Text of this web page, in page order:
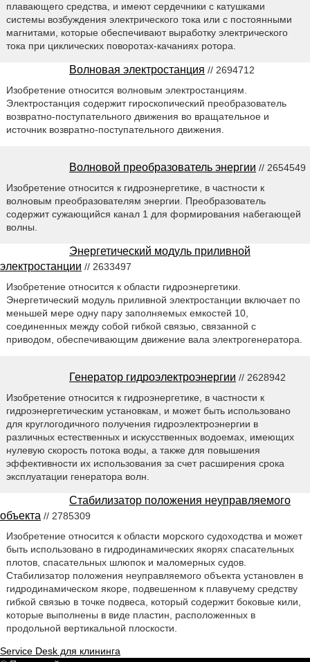
плавающего средства, и имеют сердечники с катушками
системы возбуждения электрического тока или с постоянными
магнитами, которые обеспечивают выработку электрического
тока при циклических поворотах-качаниях ротора.
Волновая электростанция // 2694712
Изобретение относится волновым электростанциям.
Электростанция содержит гироскопический преобразователь
возвратно-поступательного движения во вращательное и
источник возвратно-поступательного движения.
Волновой преобразователь энергии // 2654549
Изобретение относится к гидроэнергетике, в частности к
волновым преобразователям энергии. Преобразователь
содержит сужающийся канал 1 для формирования набегающей
волны.
Энергетический модуль приливной
электростанции // 2633497
Изобретение относится к области гидроэнергетики.
Энергетический модуль приливной электростанции включает по
меньшей мере одну пару заполняемых емкостей 10,
соединенных между собой гибкой связью, связанной с
приводом, обеспечивающим движение вала электрогенератора.
Генератор гидроэлектроэнергии // 2628942
Изобретение относится к гидроэнергетике, в частности к
гидроэнергетическим установкам, и может быть использовано
для круглогодичного получения гидроэлектроэнергии в
различных естественных и искусственных водоемах, имеющих
нулевую скорость потока воды, а также для повышения
эффективности их использования за счет расширения срока
эксплуатации генератора волн.
Стабилизатор положения неуправляемого
объекта // 2785309
Изобретение относится к области морского судоходства и может
быть использовано в гидродинамических якорях спасательных
плотов, спасательных шлюпок и маломерных судов.
Стабилизатор положения неуправляемого объекта установлен в
гидродинамическом якоре, подвешенном к плавучему средству
гибкой связью в точке подвеса, который содержит боковые кили,
которые выполнены в виде пластин, расположенных в
продольной вертикальной плоскости.
Service Desk для клининга